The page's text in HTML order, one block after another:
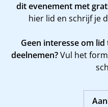
dit evenement met
hier lid en schrijf je
Geen interesse om
deelnemen?Vul het